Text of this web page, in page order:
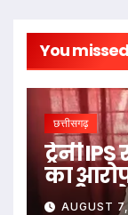
You missed
छत्तीसगढ़
ट्रेनी
का
सभीAUGUST